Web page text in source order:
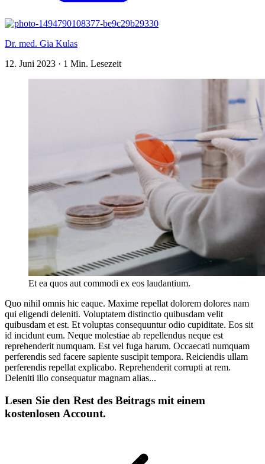
Dr. med. Gia Kulas
12. Juni 2023 · 1 Min. Lesezeit
Et ea quos aut commodi ex eos laudantium.
Quo nihil omnis hic eaque. Maxime repellat dolorem dolores nam
qui eligendi deleniti. Voluptatem distinctio quibusdam velit
quibusdam et est. Et voluptas consequuntur odio cupiditate. Eos sit
id incidunt eum. Neque molestiae ab repellendus neque est
reprehenderit numquam. Est vel fuga harum. Occaecati numquam
perferendis sed facere sapiente suscipit tempora. Reiciendis ullam
perferendis repellat explicabo. Reprehenderit corrupti at rem.
Deleniti illo consequatur magnam alias...
Lesen Sie den Rest des Beitrags mit einem
kostenlosen Account.